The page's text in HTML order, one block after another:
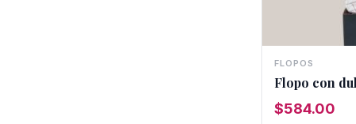
FLOPOS
Flopo con
$584.00